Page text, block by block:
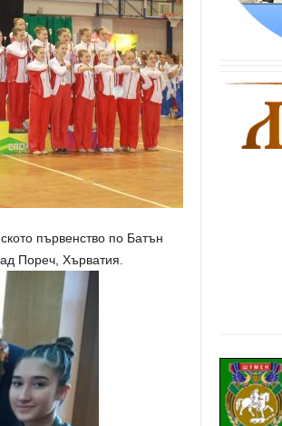
първенство по Батън
Пореч, Хърватия.